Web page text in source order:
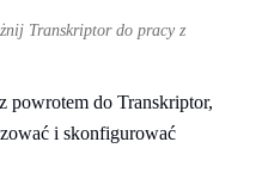
Transkriptor do pracy z
powrotem do Transkriptor,
i skonfigurować